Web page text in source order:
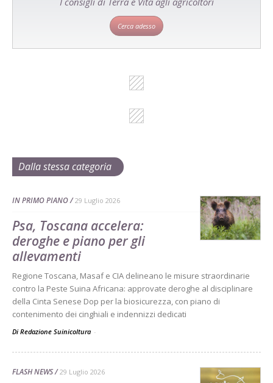
Cerca adesso
Dalla stessa categoria
IN PRIMO PIANO 29 Luglio 2026
Psa, Toscana accelera:
deroghe e piano per gli
allevamenti
Regione Toscana, Masaf e CIA delineano le misure straordinarie
contro la Peste Suina Africana: approvate deroghe al disciplinare
della Cinta Senese Dop per la biosicurezza, con piano di
contenimento dei cinghiali e indennizzi dedicati
Di Redazione Suinicoltura -
FLASH NEWS 29 Luglio 2026